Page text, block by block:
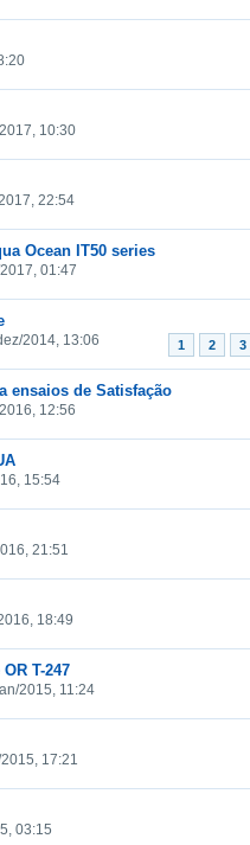
10:30
22:54
Ocean IT50 series
01:47
1 2 3
2014, 13:06
ensaios de Satisfação
12:56
15:54
21:51
18:49
T-247
2015, 11:24
17:21
03:15